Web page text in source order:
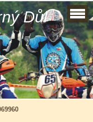
Důl